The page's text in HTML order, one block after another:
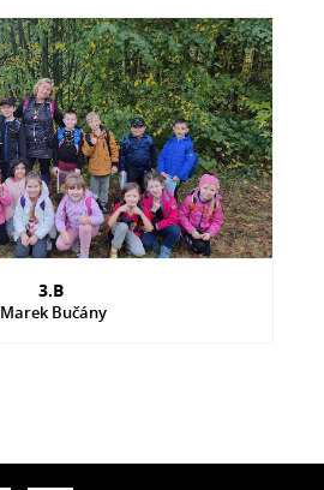
3.B
Marek Bučány